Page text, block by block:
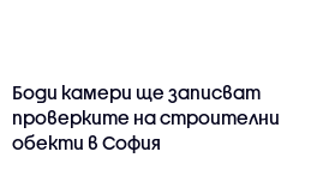
Боди камери ще записват
проверките на строителни
обекти в София